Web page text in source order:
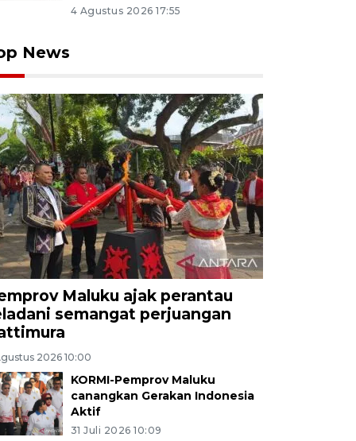
4 Agustus 2026 17:55
News
Maluku ajak perantau
semangat perjuangan
2026 10:00
KORMI-Pemprov Maluku
canangkan Gerakan Indonesia
Aktif
31 Juli 2026 10:09